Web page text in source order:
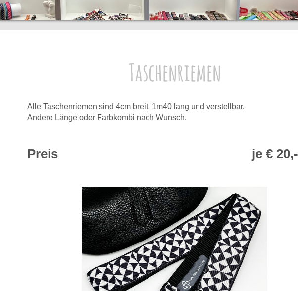
Taschenriemen
Alle Taschenriemen sind 4cm breit, 1m40 lang und verstellbar.
Andere Länge oder Farbkombi nach Wunsch.
Preis je € 20,-